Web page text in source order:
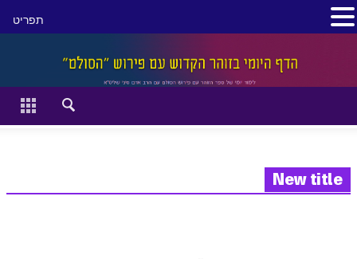
סגור
זוהר מתקדמים
New title
תפריט